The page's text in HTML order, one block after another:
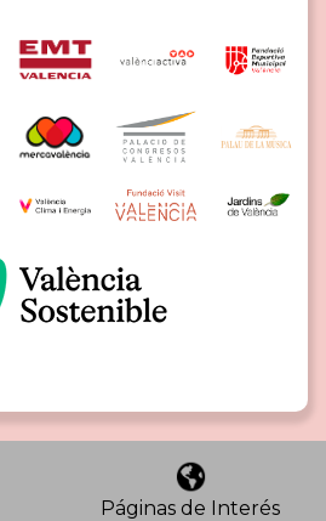
Páginas de Interés